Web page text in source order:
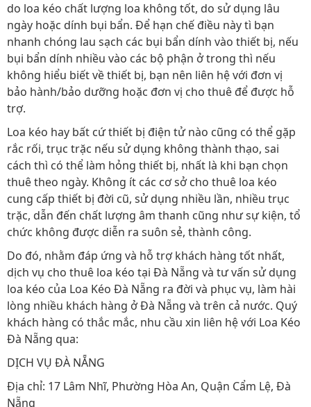
do loa kéo chất lượng loa không tốt, do sử dụng lâu
ngày hoặc dính bụi bẩn. Để hạn chế điều này tì bạn
nhanh chóng lau sạch các bụi bẩn dính vào thiết bị, nếu
bụi bẩn dính nhiều vào các bộ phận ở trong thì nếu
không hiểu biết về thiết bị, bạn nên liên hệ với đơn vị
bảo hành/bảo dưỡng hoặc đơn vị cho thuê để được hỗ
trợ.
Loa kéo hay bất cứ thiết bị điện tử nào cũng có thể gặp
rắc rối, trục trặc nếu sử dụng không thành thạo, sai
cách thì có thể làm hỏng thiết bị, nhất là khi bạn chọn
thuê theo ngày. Không ít các cơ sở cho thuê loa kéo
cung cấp thiết bị đời cũ, sử dụng nhiều lần, nhiều trục
trặc, dẫn đến chất lượng âm thanh cũng như sự kiện, tổ
chức không được diễn ra suôn sẻ, thành công.
Do đó, nhằm đáp ứng và hỗ trợ khách hàng tốt nhất,
dịch vụ cho thuê loa kéo tại Đà Nẵng và tư vấn sử dụng
loa kéo của Loa Kéo Đà Nẵng ra đời và phục vụ, làm hài
lòng nhiều khách hàng ở Đà Nẵng và trên cả nước. Quý
khách hàng có thắc mắc, nhu cầu xin liên hệ với Loa Kéo
Đà Nẵng qua:
DỊCH VỤ ĐÀ NẴNG
Địa chỉ: 17 Lâm Nhĩ, Phường Hòa An, Quận Cẩm Lệ, Đà
Nẵng